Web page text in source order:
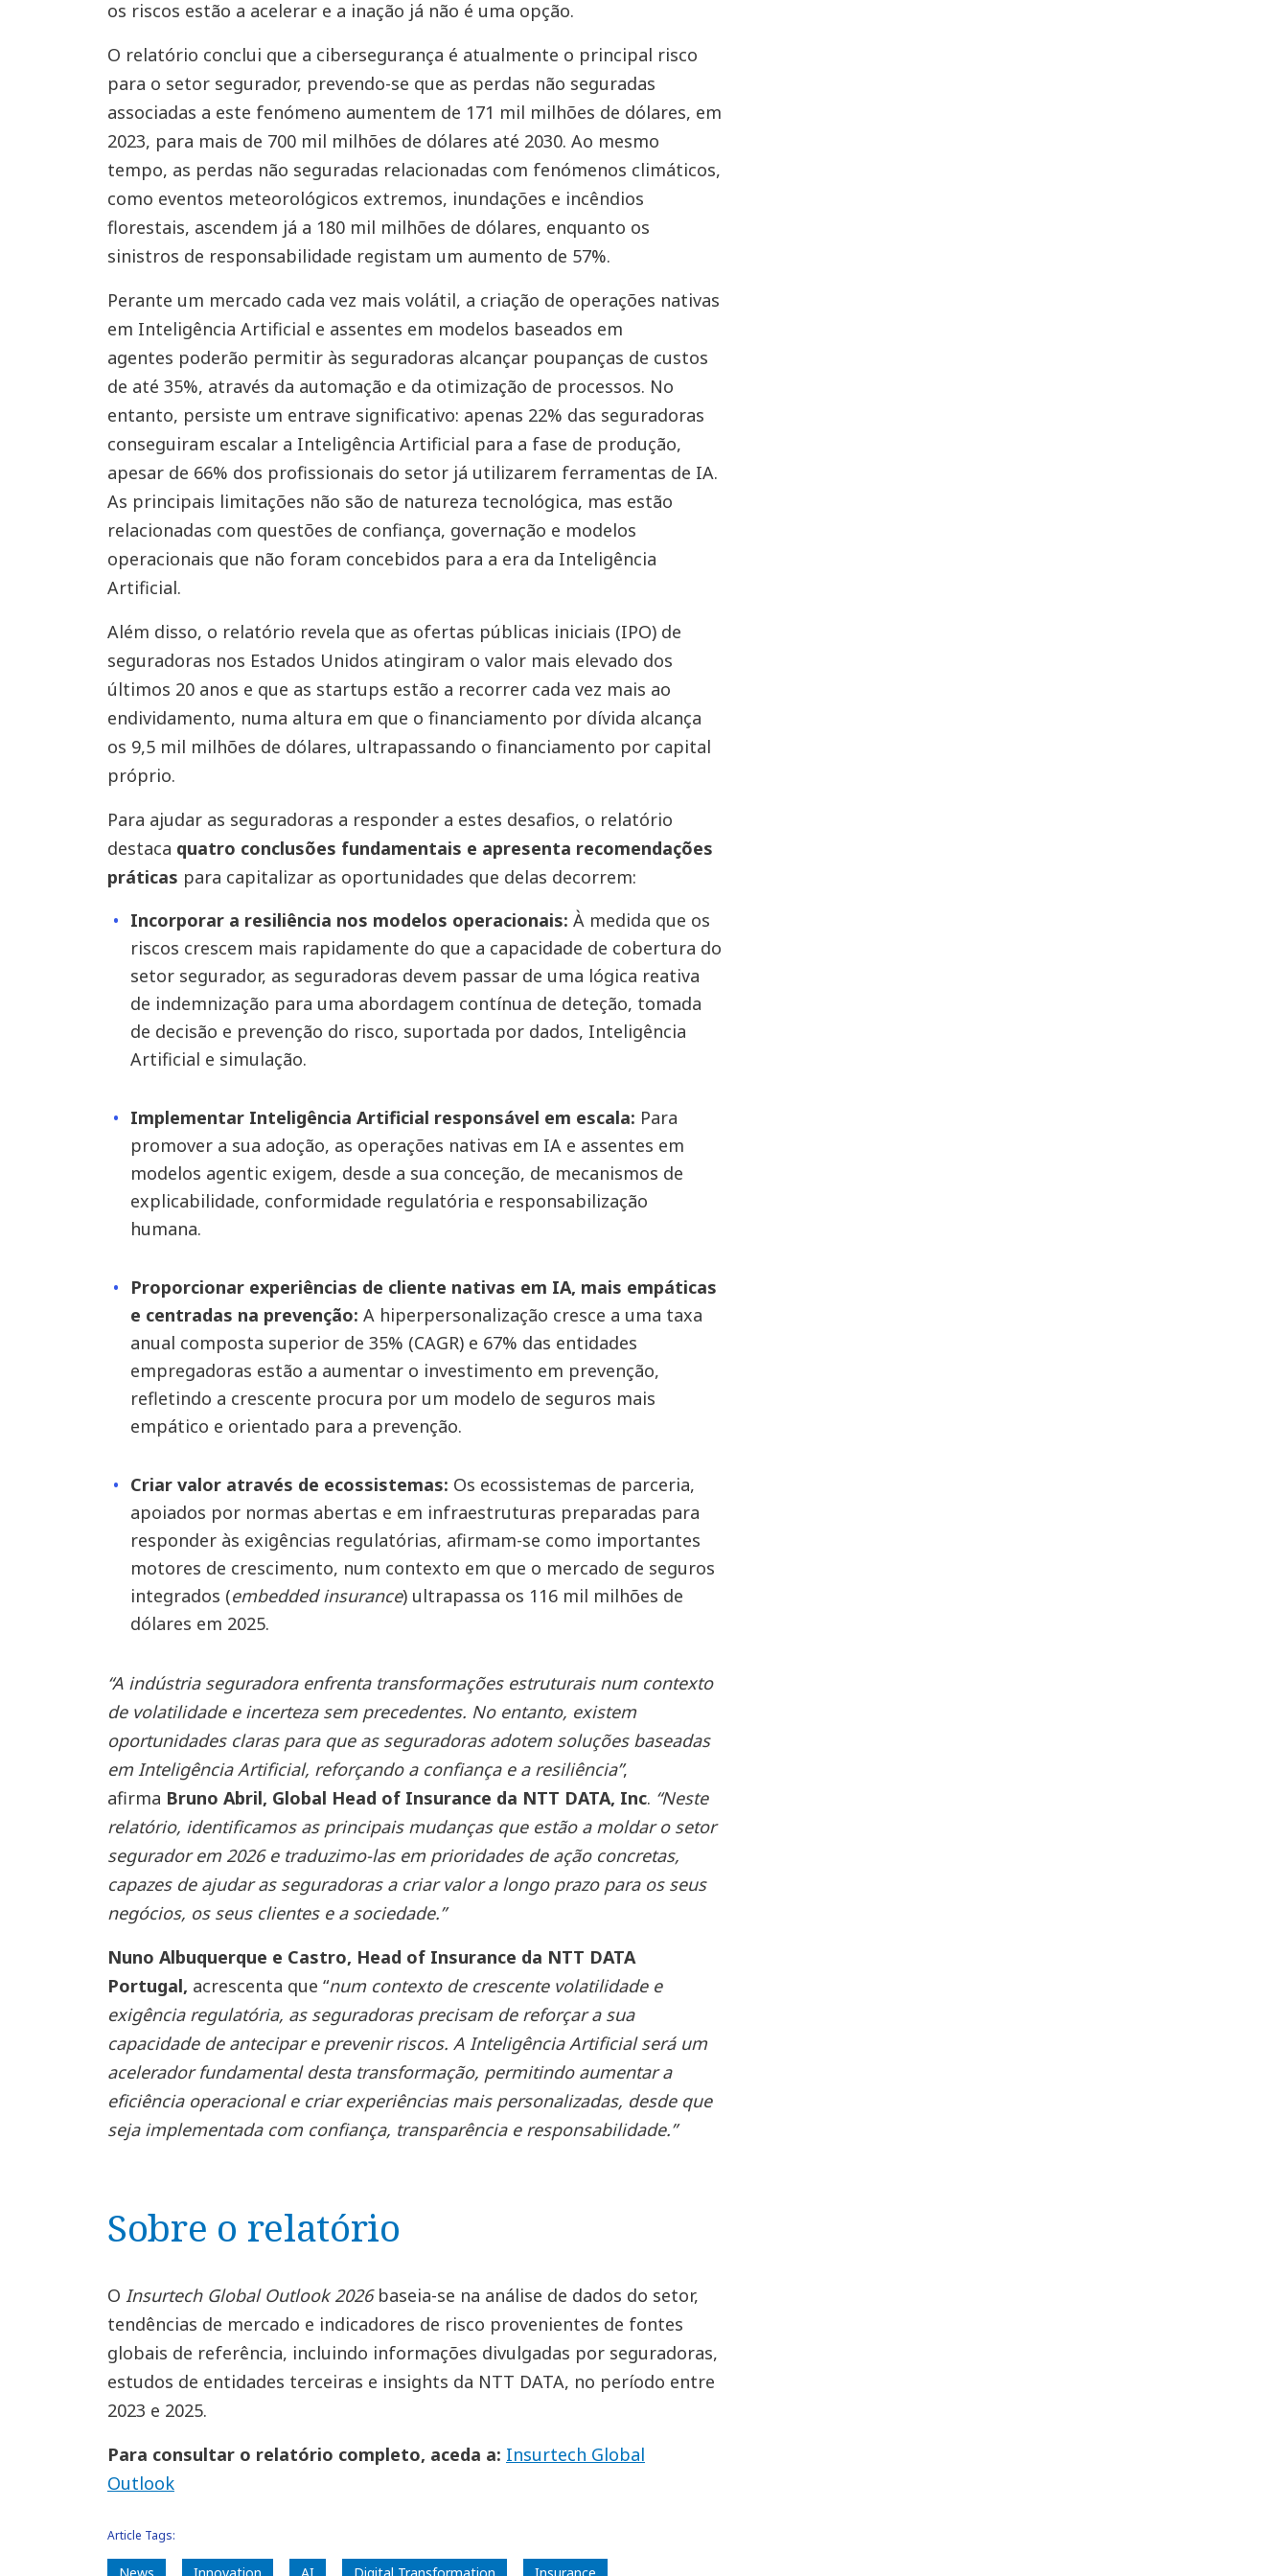
os riscos estão a acelerar e a inação já não é uma opção.
O relatório conclui que a cibersegurança é atualmente o principal risco
para o setor segurador, prevendo-se que as perdas não seguradas
associadas a este fenómeno aumentem de 171 mil milhões de dólares, em
2023, para mais de 700 mil milhões de dólares até 2030. Ao mesmo
tempo, as perdas não seguradas relacionadas com fenómenos climáticos,
como eventos meteorológicos extremos, inundações e incêndios
florestais, ascendem já a 180 mil milhões de dólares, enquanto os
sinistros de responsabilidade registam um aumento de 57%.
Perante um mercado cada vez mais volátil, a criação de operações nativas
em Inteligência Artificial e assentes em modelos baseados em
agentes poderão permitir às seguradoras alcançar poupanças de custos
de até 35%, através da automação e da otimização de processos. No
entanto, persiste um entrave significativo: apenas 22% das seguradoras
conseguiram escalar a Inteligência Artificial para a fase de produção,
apesar de 66% dos profissionais do setor já utilizarem ferramentas de IA.
As principais limitações não são de natureza tecnológica, mas estão
relacionadas com questões de confiança, governação e modelos
operacionais que não foram concebidos para a era da Inteligência
Artificial.
Além disso, o relatório revela que as ofertas públicas iniciais (IPO) de
seguradoras nos Estados Unidos atingiram o valor mais elevado dos
últimos 20 anos e que as startups estão a recorrer cada vez mais ao
endividamento, numa altura em que o financiamento por dívida alcança
os 9,5 mil milhões de dólares, ultrapassando o financiamento por capital
próprio.
Para ajudar as seguradoras a responder a estes desafios, o relatório
destaca quatro conclusões fundamentais e apresenta recomendações
práticas para capitalizar as oportunidades que delas decorrem:
Incorporar a resiliência nos modelos operacionais: À medida que os
riscos crescem mais rapidamente do que a capacidade de cobertura do
setor segurador, as seguradoras devem passar de uma lógica reativa
de indemnização para uma abordagem contínua de deteção, tomada
de decisão e prevenção do risco, suportada por dados, Inteligência
Artificial e simulação.
Implementar Inteligência Artificial responsável em escala: Para
promover a sua adoção, as operações nativas em IA e assentes em
modelos agentic exigem, desde a sua conceção, de mecanismos de
explicabilidade, conformidade regulatória e responsabilização
humana.
Proporcionar experiências de cliente nativas em IA, mais empáticas
e centradas na prevenção: A hiperpersonalização cresce a uma taxa
anual composta superior de 35% (CAGR) e 67% das entidades
empregadoras estão a aumentar o investimento em prevenção,
refletindo a crescente procura por um modelo de seguros mais
empático e orientado para a prevenção.
Criar valor através de ecossistemas: Os ecossistemas de parceria,
apoiados por normas abertas e em infraestruturas preparadas para
responder às exigências regulatórias, afirmam-se como importantes
motores de crescimento, num contexto em que o mercado de seguros
integrados (embedded insurance) ultrapassa os 116 mil milhões de
dólares em 2025.
“A indústria seguradora enfrenta transformações estruturais num contexto
de volatilidade e incerteza sem precedentes. No entanto, existem
oportunidades claras para que as seguradoras adotem soluções baseadas
em Inteligência Artificial, reforçando a confiança e a resiliência”,
afirma Bruno Abril, Global Head of Insurance da NTT DATA, Inc. “Neste
relatório, identificamos as principais mudanças que estão a moldar o setor
segurador em 2026 e traduzimo-las em prioridades de ação concretas,
capazes de ajudar as seguradoras a criar valor a longo prazo para os seus
negócios, os seus clientes e a sociedade.”
Nuno Albuquerque e Castro, Head of Insurance da NTT DATA
Portugal, acrescenta que “num contexto de crescente volatilidade e
exigência regulatória, as seguradoras precisam de reforçar a sua
capacidade de antecipar e prevenir riscos. A Inteligência Artificial será um
acelerador fundamental desta transformação, permitindo aumentar a
eficiência operacional e criar experiências mais personalizadas, desde que
seja implementada com confiança, transparência e responsabilidade.”
Sobre o relatório
O Insurtech Global Outlook 2026baseia-se na análise de dados do setor,
tendências de mercado e indicadores de risco provenientes de fontes
globais de referência, incluindo informações divulgadas por seguradoras,
estudos de entidades terceiras e insights da NTT DATA, no período entre
2023 e 2025.
Para consultar o relatório completo, aceda a: Insurtech Global
Outlook
Article Tags: